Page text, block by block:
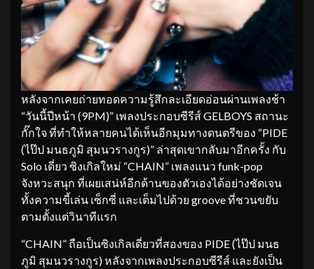
หลังจากเคยถ่ายทอดความรู้สึกละเอียดอ่อนผ่านเพลงช้า
“วันนี้ปีหน้า (9PM)” เพลงประกอบซีรีส์ GELBOYS สถานะ
กั๊กใจ ที่ทำให้หลายคนได้เห็นอีกมุมทางดนตรีของ “PIDE
(ไป๊ป มนธภูมิ สุมนวรางกูร)” ล่าสุดเขากลับมาอีกครั้ง กับ
Solo เดี่ยว ซิงเกิลใหม่ “CHAIN” เพลงแนว funk-pop
จังหวะสนุก ที่เผยเสน่ห์อีกด้านของตัวเองได้อย่างชัดเจน
ทั้งความขี้เล่น เซ็กซี่ และเต็มไปด้วย groove ที่ชวนขยับ
ตามตั้งแต่วินาทีแรก
“CHAIN” ถือเป็นซิงเกิลเดี่ยวที่สองของ PIDE (ไป๊ป มนธ
ภูมิ สุมนวรางกูร) หลังจากเพลงประกอบซีรีส์ และยังเป็น